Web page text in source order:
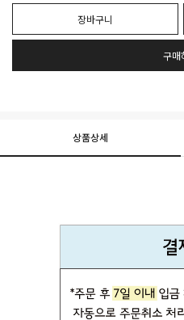
장바구니
구매
상품상세